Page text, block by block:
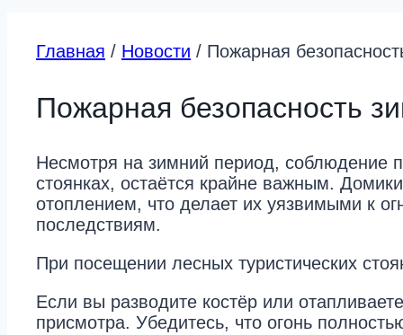
Главная / Новости / Пожарная
Пожарная безопасность
Несмотря на зимний период, соблюдение
стоянках, остаётся крайне важным.
отоплением, что делает их уязвимыми к
последствиям.
При посещении лесных туристических
Если вы разводите костёр или
присмотра. Убедитесь, что огонь